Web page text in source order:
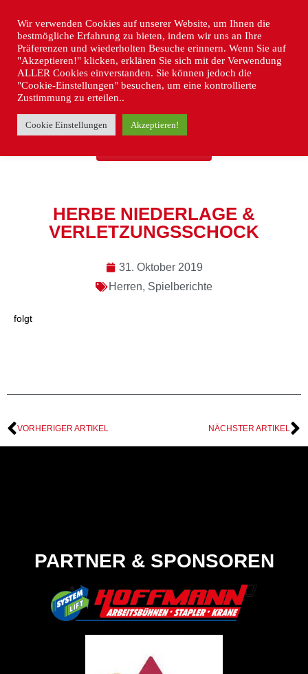
HERBE NIEDERLAGE &
VERLETZUNGSSCHOCK
31. Oktober 2019
Herren, Spielberichte
folgt
VORHERIGER ARTIKEL NÄCHSTER ARTIKEL
PARTNER & SPONSOREN
Wir verwenden Cookies auf unserer Website, um Ihnen die
bestmögliche Erfahrung zu bieten, indem wir uns an Ihre
Präferenzen und wiederholten Besuche erinnern. Wenn Sie auf
"Akzeptieren!" klicken, erklären Sie sich mit der Verwendung
ALLER Cookies einverstanden. Sie können jedoch die
"Cookie-Einstellungen" besuchen, um eine kontrollierte
Zustimmung zu erteilen..
Cookie Einstellungen Akzeptieren!